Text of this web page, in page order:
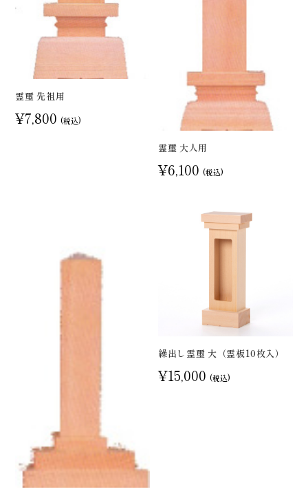
霊璽 先祖用
¥7,800 (税込)
霊璽 大人用
¥6,100 (税込)
繰出し霊璽 大（霊板10枚入）
¥15,000 (税込)